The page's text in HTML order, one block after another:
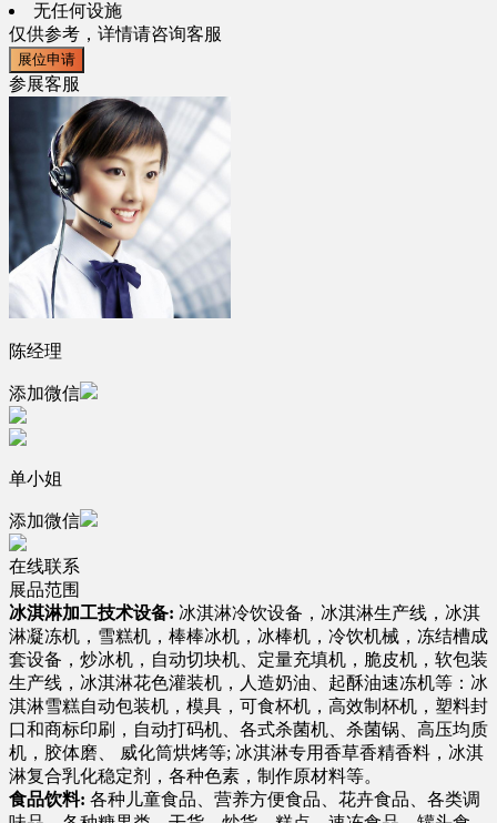
无任何设施
仅供参考，详情请咨询客服
展位申请
参展客服
陈经理
添加微信
单小姐
添加微信
在线联系
展品范围
冰淇淋加工技术设备: 冰淇淋冷饮设备，冰淇淋生产线，冰淇
淋凝冻机，雪糕机，棒棒冰机，冰棒机，冷饮机械，冻结槽成
套设备，炒冰机，自动切块机、定量充填机，脆皮机，软包装
生产线，冰淇淋花色灌装机，人造奶油、起酥油速冻机等：冰
淇淋雪糕自动包装机，模具，可食杯机，高效制杯机，塑料封
口和商标印刷，自动打码机、各式杀菌机、杀菌锅、高压均质
机，胶体磨、 威化筒烘烤等; 冰淇淋专用香草香精香料，冰淇
淋复合乳化稳定剂，各种色素，制作原材料等。
食品饮料: 各种儿童食品、营养方便食品、花卉食品、各类调